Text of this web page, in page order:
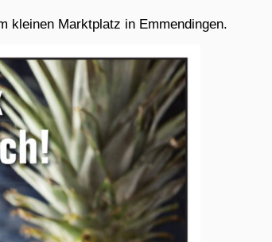
kleinen Marktplatz in Emmendingen.